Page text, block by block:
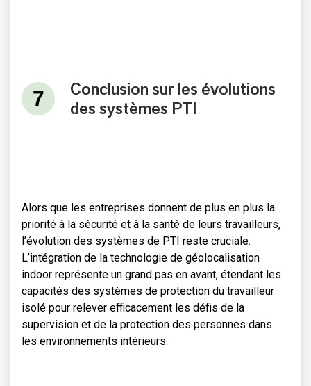
Conclusion sur les évolutions
des systèmes PTI
Alors que les entreprises donnent de plus en plus la
priorité à la sécurité et à la santé de leurs travailleurs,
l’évolution des systèmes de PTI reste cruciale.
L’intégration de la technologie de géolocalisation
indoor représente un grand pas en avant, étendant les
capacités des systèmes de protection du travailleur
isolé pour relever efficacement les défis de la
supervision et de la protection des personnes dans
les environnements intérieurs.